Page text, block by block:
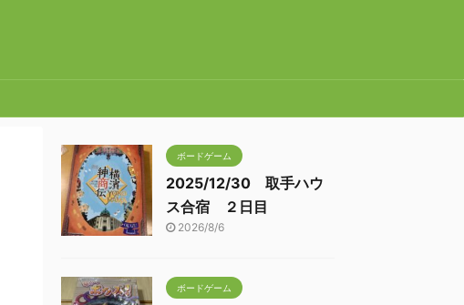
ボードゲーム
2025/12/30 取手ハウ
ス合宿 ２日目
2026/8/6
ボードゲーム